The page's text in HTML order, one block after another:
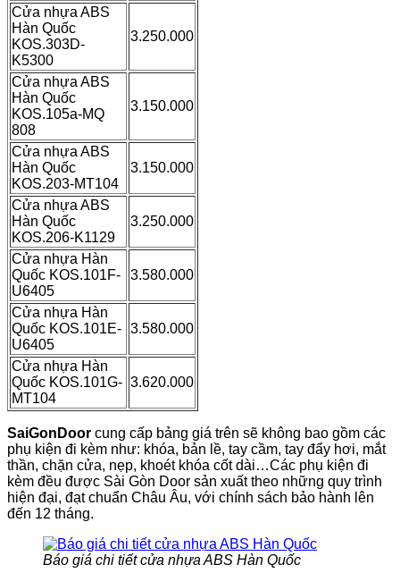
Cửa nhựa ABS
Hàn Quốc
KOS.303D-
K5300
3.250.000
Cửa nhựa ABS
Hàn Quốc
KOS.105a-MQ
808
3.150.000
Cửa nhựa ABS
Hàn Quốc
KOS.203-MT104
3.150.000
Cửa nhựa ABS
Hàn Quốc
KOS.206-K1129
3.250.000
Cửa nhựa Hàn
Quốc KOS.101F-
U6405
3.580.000
Cửa nhựa Hàn
Quốc KOS.101E-
U6405
3.580.000
Cửa nhựa Hàn
Quốc KOS.101G-
MT104
3.620.000
SaiGonDoor cung cấp bảng giá trên sẽ không bao gồm các
phụ kiện đi kèm như: khóa, bản lề, tay cầm, tay đẩy hơi, mắt
thần, chặn cửa, nẹp, khoét khóa cốt dài…Các phụ kiện đi
kèm đều được Sài Gòn Door sản xuất theo những quy trình
hiện đại, đạt chuẩn Châu Âu, với chính sách bảo hành lên
đến 12 tháng.
Báo giá chi tiết cửa nhựa ABS Hàn Quốc